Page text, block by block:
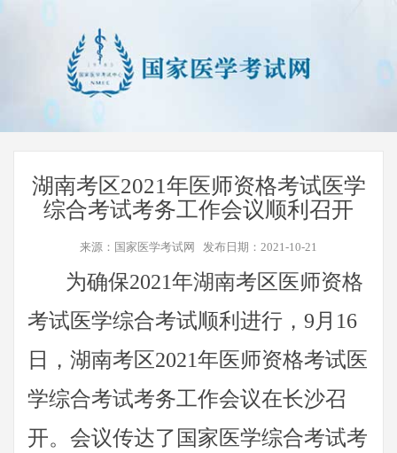
湖南考区2021年医师资格考试医学
综合考试考务工作会议顺利召开
来源：国家医学考试网 发布日期：2021-10-21
为确保2021年湖南考区医师资格
考试医学综合考试顺利进行，9月16
日，湖南考区2021年医师资格考试医
学综合考试考务工作会议在长沙召
开。会议传达了国家医学综合考试考